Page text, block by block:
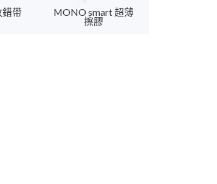
帶 MONO smart 超薄
擦膠